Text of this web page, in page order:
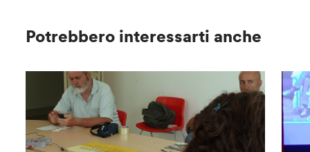
Potrebbero interessarti anche